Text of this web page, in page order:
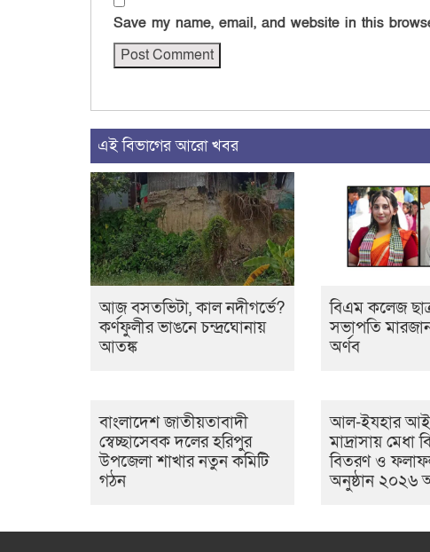
Save my name, email, and website in this
এই বিভাগের আরো খবর
আজ বসতভিটা, কাল নদীগর্ভে?
কর্ণফুলীর ভাঙনে চন্দ্রঘোনায়
আতঙ্ক
বিএম কলেজ
সভাপতি
অর্ণব
বাংলাদেশ জাতীয়তাবাদী
স্বেচ্ছাসেবক দলের হরিপুর
উপজেলা শাখার নতুন কমিটি
গঠন
আল-ইযহার
মাদ্রাসায়
বিতরণ ও
অনুষ্ঠান ২০২৬